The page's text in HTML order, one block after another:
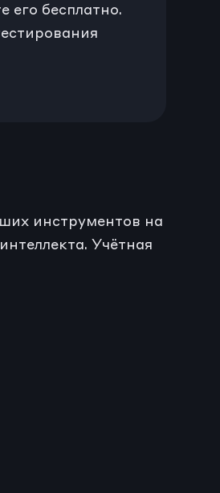
его бесплатно.
инструментов на
Учётная